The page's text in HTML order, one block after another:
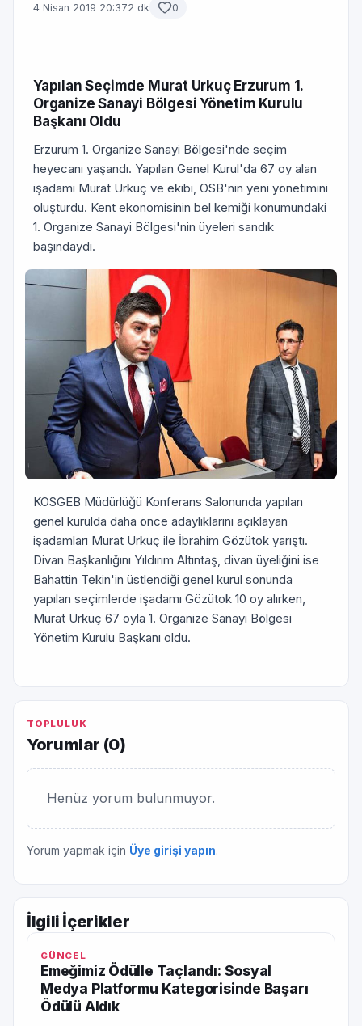
4 Nisan 2019 20:372 dk 0
Yapılan Seçimde Murat Urkuç Erzurum 1.
Organize Sanayi Bölgesi Yönetim Kurulu
Başkanı Oldu
Erzurum 1. Organize Sanayi Bölgesi'nde seçim
heyecanı yaşandı. Yapılan Genel Kurul'da 67 oy alan
işadamı Murat Urkuç ve ekibi, OSB'nin yeni yönetimini
oluşturdu. Kent ekonomisinin bel kemiği konumundaki
1. Organize Sanayi Bölgesi'nin üyeleri sandık
başındaydı.
KOSGEB Müdürlüğü Konferans Salonunda yapılan
genel kurulda daha önce adaylıklarını açıklayan
işadamları Murat Urkuç ile İbrahim Gözütok yarıştı.
Divan Başkanlığını Yıldırım Altıntaş, divan üyeliğini ise
Bahattin Tekin'in üstlendiği genel kurul sonunda
yapılan seçimlerde işadamı Gözütok 10 oy alırken,
Murat Urkuç 67 oyla 1. Organize Sanayi Bölgesi
Yönetim Kurulu Başkanı oldu.
TOPLULUK
Yorumlar (0)
Henüz yorum bulunmuyor.
Yorum yapmak için Üye girişi yapın.
İlgili İçerikler
GÜNCEL
Emeğimiz Ödülle Taçlandı: Sosyal
Medya Platformu Kategorisinde Başarı
Ödülü Aldık